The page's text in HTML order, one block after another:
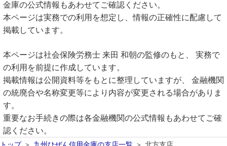
金庫の公式情報もあわせてご確認ください。
本ページは実務での利用を想定し、情報の正確性に配慮して
掲載しています。
本ページは社会保険労務士 来田 和朝の監修のもと、 実務で
の利用を前提に作成しています。
掲載情報は公開資料等をもとに整理していますが、 金融機関
の統廃合や名称変更等により内容が変更される場合がありま
す。
重要なお手続きの際は各金融機関の公式情報もあわせてご確
認ください。